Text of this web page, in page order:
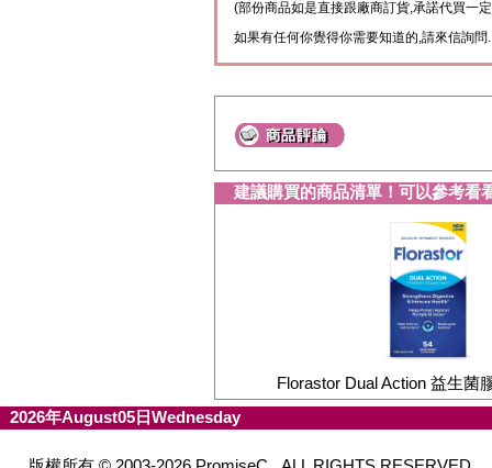
(部份商品如是直接跟廠商訂貨,承諾代買一
如果有任何你覺得你需要知道的,請來信詢問.
建議購買的商品清單！可以參考看
Florastor Dual Action 益生菌
2026年August05日Wednesday